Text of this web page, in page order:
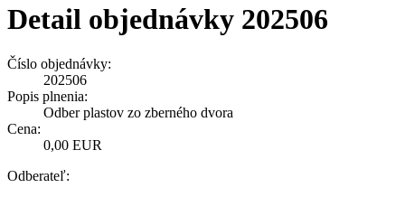
Detail objednávky 202506
Číslo objednávky:
202506
Popis plnenia:
Odber plastov zo zberného dvora
Cena:
0,00 EUR
Odberateľ: